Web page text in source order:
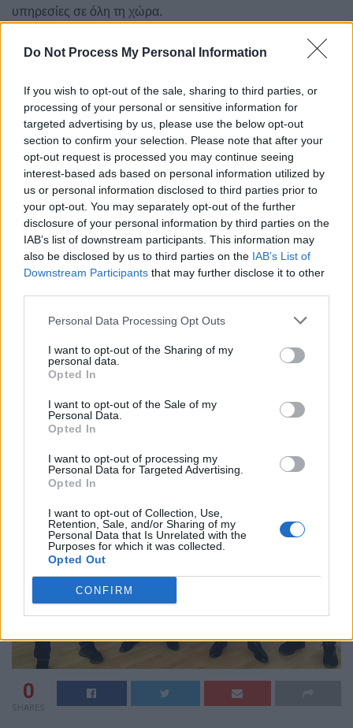
Do Not Process My Personal Information
If you wish to opt-out of the sale, sharing to third parties, or
processing of your personal or sensitive information for
targeted advertising by us, please use the below opt-out
section to confirm your selection. Please note that after your
opt-out request is processed you may continue seeing
interest-based ads based on personal information utilized by
us or personal information disclosed to third parties prior to
your opt-out. You may separately opt-out of the further
disclosure of your personal information by third parties on the
IAB’s list of downstream participants. This information may
also be disclosed by us to third parties on the IAB’s List of
Downstream Participants that may further disclose it to other
Personal Data Processing Opt Outs
I want to opt-out of the Sharing of my
personal data.
Opted In
I want to opt-out of the Sale of my
Personal Data.
Opted In
I want to opt-out of processing my
Personal Data for Targeted Advertising.
Opted In
I want to opt-out of Collection, Use,
Retention, Sale, and/or Sharing of my
Personal Data that Is Unrelated with the
Purposes for which it was collected.
Opted Out
CONFIRM
υπηρεσίες σε όλη τη χώρα.
Παρακαλώσυνδεθείτεγια να συμμετάσχετε στη συζήτηση
Αρχική Φθιώτιδα
Στο ΓΝ Λαμίας, στο ΕΚΑΒ, στο
Αστυνομικό Μέγαρο και στις
Πυροσβεστικές Υπηρεσίες
σήμερα ο Θ. Χειμάρας
0
SHARES